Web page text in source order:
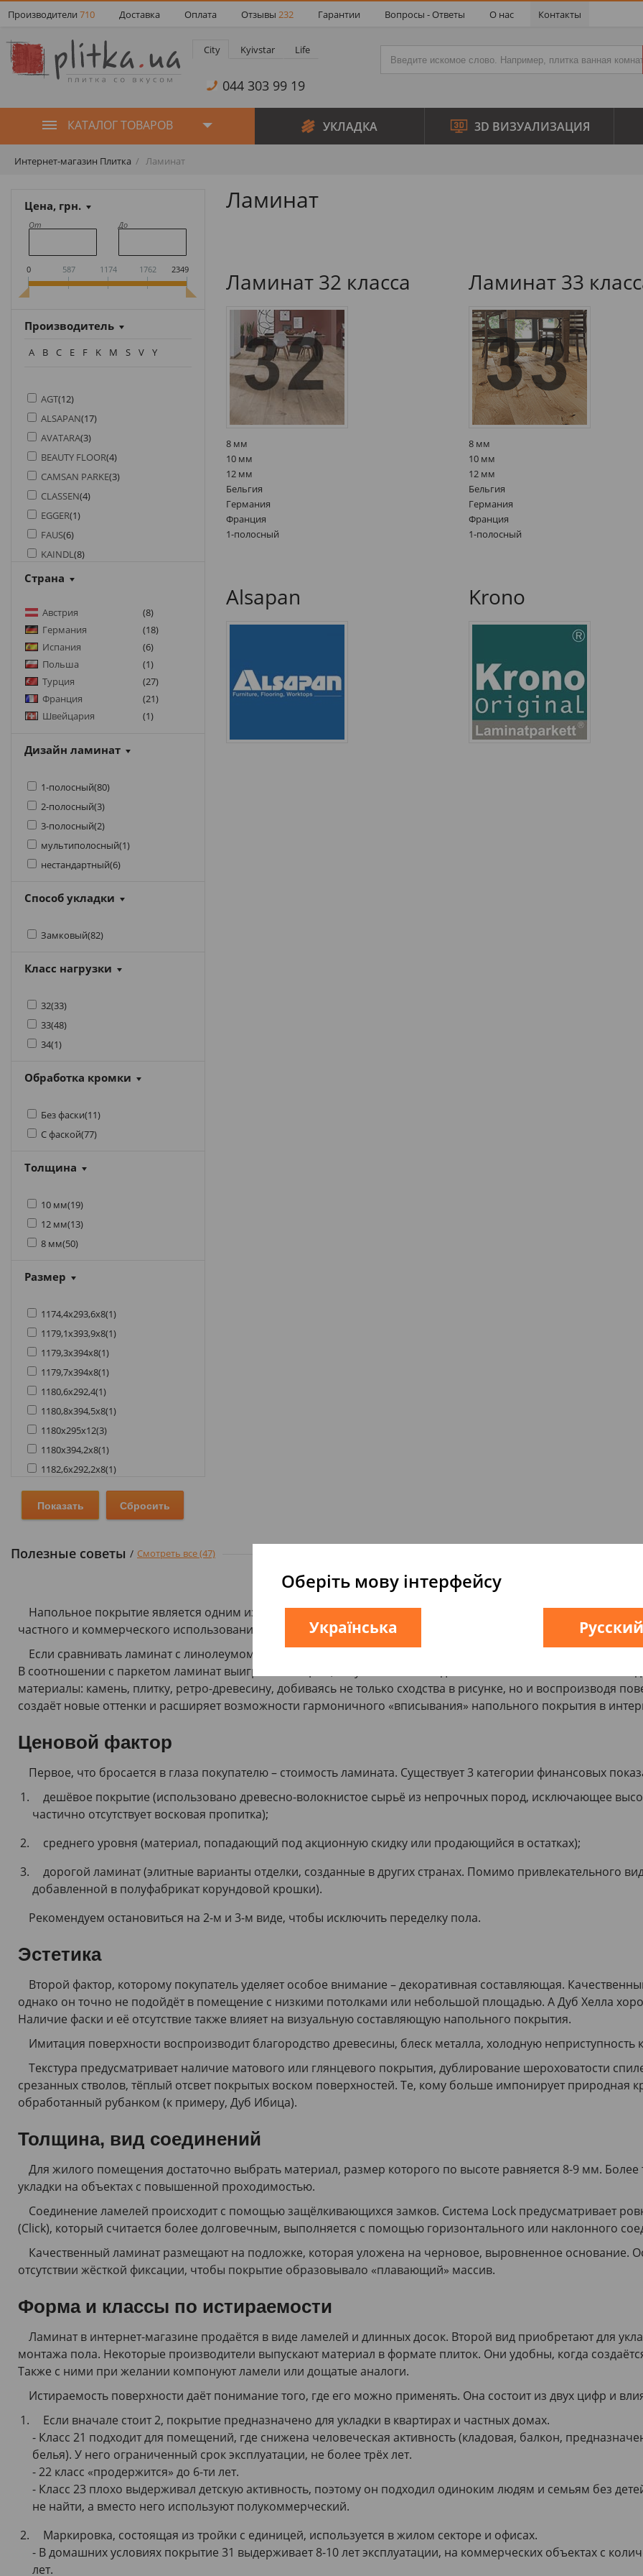
Производители 710 Доставка Оплата Отзывы 232 Гарантии Вопросы - Ответы О нас Контакты
City Kyivstar Life
044 303 99 19
КАТАЛОГ ТОВАРОВ УКЛАДКА 3D ВИЗУАЛИЗАЦИЯ
Интернет-магазин Плитка Ламинат
Цена, грн.
От До
0 587 1174 1762 2349
Производитель
A B C E F K M S V Y
AGT(12)
ALSAPAN(17)
AVATARA(3)
BEAUTY FLOOR(4)
CAMSAN PARKE(3)
CLASSEN(4)
EGGER(1)
FAUS(6)
KAINDL(8)
KRONO ORIGINAL
MEISTER
MYSTEP(1)
SAPFIR(1)
SWISS HOUSE
VARIOCLIC
YILDIZ ENTEGRE
Страна
Австрия (8)
Германия
(18)
Испания
(6)
Польша
(1)
Турция
(27)
Франция
(21)
Швейцария
(1)
Дизайн ламинат
1-полосный(80)
2-полосный(3)
3-полосный(2)
мультиполосный(1)
нестандартный(6)
Способ укладки
Замковый(82)
Класс нагрузки
32(33)
33(48)
34(1)
Обработка кромки
Без фаски(11)
С фаской(77)
Толщина
10 мм(19)
12 мм(13)
8 мм(50)
Размер
1174,4х293,6х8(1)
1179,1х393,9х8(1)
1179,3х394х8(1)
1179,7х394х8(1)
1180,6х292,4(1)
1180,8х394,5х8(1)
1180х295х12(3)
1180х394,2х8(1)
1182,6х292,2х8(1)
1182,6х395,7х8 (1)
1183,7х190,8х8
1195х154,5х12( 1)
1200х154,5х10
1200х191х8 (4
1203,5х132,8х8(2)
1203х243х8(1 )
1204х191,7х8(1)
1204х193х8(3)
1280х163х10 ( 2)
1280х192х12(3)
1283,5х153,7х10 (1 )
1285х158х8(1)
1285х192х10(2
1285х280х8(2 )
1286х122х8
1286х192х8 (5)
1286х214х10(3)
1286х214х12(4)
1287х157,5х10 (2)
1288х195х8(3)
1288х198х8( 1)
1290х193х12(1)
1290х329х8(1
1291х135(1)
1346,0х213,0х8(1)
1380х145х10 1)
1380х159х8(1)
1380х190х10(1 )
1380х246х8(1 )
1383х116(1)
1383х159( )
1383х159х10(1 )
1383х159х8(1)
1383х193(2 )
1383х193х8(2)
1383х244(1)
Ламинат
Ламинат 32 класса
8 мм
10 мм
12 мм
Бельгия
Германия
Франция
1-полосный
Ламинат 33
8 мм
10 мм
12 мм
Бельгия
Германия
Франция
1-полосный
Alsapan Krono
Полезные советы / Смотреть все (47)
Напольное покрытие является одним из видов декора в помещении. Качественный ламинат представляет
частного и коммерческого использования.
Если сравнивать ламинат с линолеумом, то в нём полимером является верхний слой, а не полный состав.
В соотношении с паркетом ламинат выигрывает в цене, отсутствии необходимости обновления внешнего
материалы: камень, плитку, ретро-древесину, добиваясь не только сходства в рисунке, но и воспроизводя
создаёт новые оттенки и расширяет возможности гармоничного «вписывания» напольного покрытия в
Ценовой фактор
Первое, что бросается в глаза покупателю – стоимость ламината. Существует 3 категории финансовых
дешёвое покрытие (использовано древесно-волокнистое сырьё из непрочных пород, исключающее
частично отсутствует восковая пропитка);
среднего уровня (материал, попадающий под акционную скидку или продающийся в остатках);
дорогой ламинат (элитные варианты отделки, созданные в других странах. Помимо привлекательного
добавленной в полуфабрикат корундовой крошки).
Рекомендуем остановиться на 2-м и 3-м виде, чтобы исключить переделку пола.
Эстетика
Второй фактор, которому покупатель уделяет особое внимание – декоративная составляющая.
однако он точно не подойдёт в помещение с низкими потолками или небольшой площадью. А Дуб Хелла
Наличие фаски и её отсутствие также влияет на визуальную составляющую напольного покрытия.
Имитация поверхности воспроизводит благородство древесины, блеск металла, холодную неприступность
Текстура предусматривает наличие матового или глянцевого покрытия, дублирование шероховатости
срезанных стволов, тёплый отсвет покрытых воском поверхностей. Те, кому больше импонирует природная
обработанный рубанком (к примеру, Дуб Ибица).
Толщина, вид соединений
Для жилого помещения достаточно выбрать материал, размер которого по высоте равняется 8-9 мм.
укладки на объектах с повышенной проходимостью.
Соединение ламелей происходит с помощью защёлкивающихся замков. Система Lock предусматривает
(Click), который считается более долговечным, выполняется с помощью горизонтального или наклонного
Качественный ламинат размещают на подложке, которая уложена на черновое, выровненное основание.
отсутствии жёсткой фиксации, чтобы покрытие образовывало «плавающий» массив.
Форма и классы по истираемости
Ламинат в интернет-магазине продаётся в виде ламелей и длинных досок. Второй вид приобретают для
монтажа пола. Некоторые производители выпускают материал в формате плиток. Они удобны, когда
Также с ними при желании компонуют ламели или дощатые аналоги.
Истираемость поверхности даёт понимание того, где его можно применять. Она состоит из двух цифр и
Если вначале стоит 2, покрытие предназначено для укладки в квартирах и частных домах.
- Класс 21 подходит для помещений, где снижена человеческая активность (кладовая, балкон,
белья). У него ограниченный срок эксплуатации, не более трёх лет.
- 22 класс «продержится» до 6-ти лет.
- Класс 23 плохо выдерживал детскую активность, поэтому он подходил одиноким людям и семьям без
не найти, а вместо него используют полукоммерческий.
Маркировка, состоящая из тройки с единицей, используется в жилом секторе и офисах.
- В домашних условиях покрытие 31 выдерживает 8-10 лет эксплуатации, на коммерческих объектах с
лет.
Оберіть мову інтерфейсу
Українська Русский